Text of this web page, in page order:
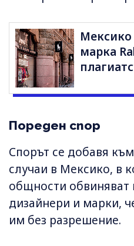
марка
Пореден спор
Спорът се добавя
случаи в Мексико, в
общности
дизайнери и марки,
им без разрешение.